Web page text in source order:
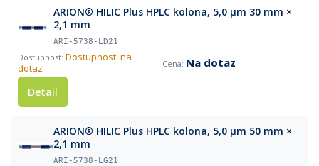
ARION® HILIC Plus HPLC kolona, 5,0 µm 30 mm ×
2,1 mm
ARI-5738-LD21
Dostupnost: na
dotaz
Na dotaz
Detail
ARION® HILIC Plus HPLC kolona, 5,0 µm 50 mm ×
2,1 mm
ARI-5738-LG21